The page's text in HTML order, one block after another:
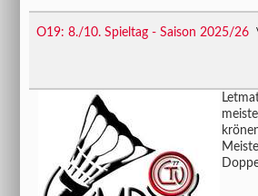
O19: 8./10. Spieltag - Saison 2025/26